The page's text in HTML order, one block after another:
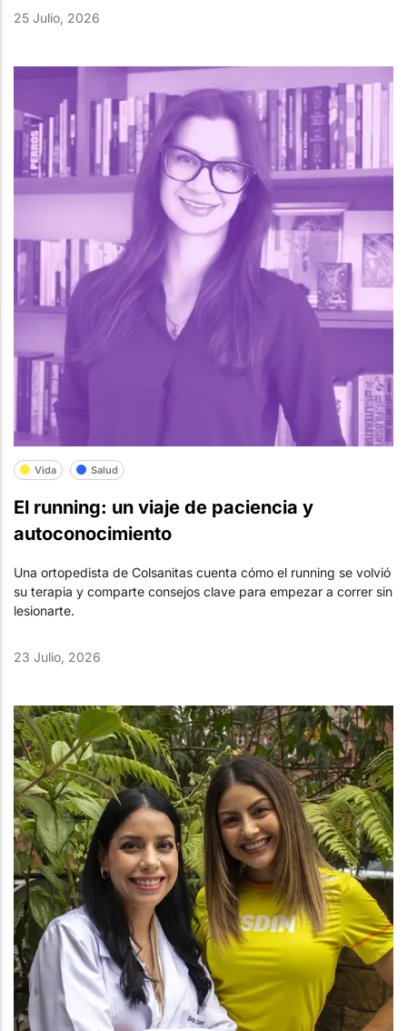
25 Julio, 2026
Vida Salud
El running: un viaje de paciencia y
autoconocimiento
Una ortopedista de Colsanitas cuenta cómo el running se volvió
su terapia y comparte consejos clave para empezar a correr sin
lesionarte.
23 Julio, 2026